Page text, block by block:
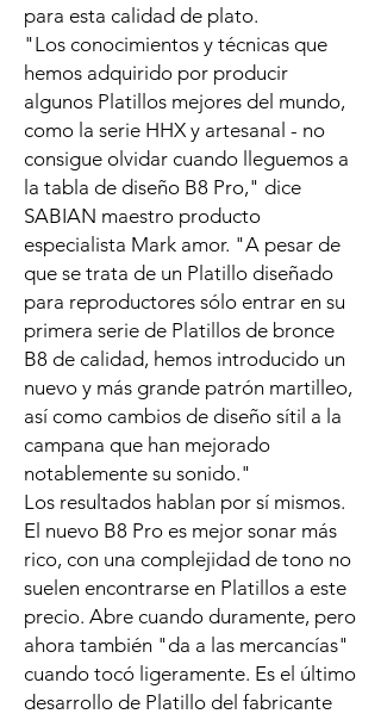
para esta calidad de plato.
"Los conocimientos y técnicas que
hemos adquirido por producir
algunos Platillos mejores del mundo,
como la serie HHX y artesanal - no
consigue olvidar cuando lleguemos a
la tabla de diseño B8 Pro," dice
SABIAN maestro producto
especialista Mark amor. "A pesar de
que se trata de un Platillo diseñado
para reproductores sólo entrar en su
primera serie de Platillos de bronce
B8 de calidad, hemos introducido un
nuevo y más grande patrón martilleo,
así­ como cambios de diseño sítil a la
campana que han mejorado
notablemente su sonido."
Los resultados hablan por sí­ mismos.
El nuevo B8 Pro es mejor sonar más
rico, con una complejidad de tono no
suelen encontrarse en Platillos a este
precio. Abre cuando duramente, pero
ahora también "da a las mercancí­as"
cuando tocó ligeramente. Es el último
desarrollo de Platillo del fabricante